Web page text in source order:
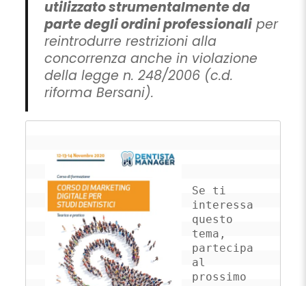
utilizzato strumentalmente da
parte degli ordini professionaliper
reintrodurre restrizioni alla
concorrenza anche in violazione
della legge n. 248/2006 (c.d.
riforma Bersani).
Se ti
interessa
questo
tema,
partecipa
al